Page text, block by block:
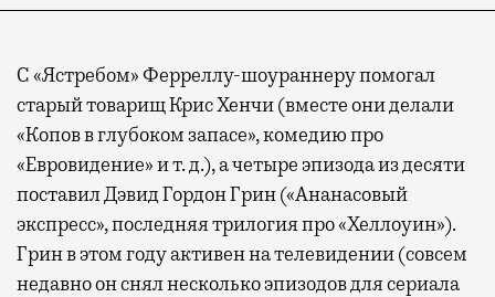
С «Ястребом» Ферреллу-шоураннеру помогал
старый товарищ Крис Хенчи (вместе они делали
«Копов в глубоком запасе», комедию про
«Евровидение» и т. д.), а четыре эпизода из десяти
поставил Дэвид Гордон Грин («Ананасовый
экспресс», последняя трилогия про «Хеллоуин»).
Грин в этом году активен на телевидении (совсем
недавно он снял несколько эпизодов для сериала